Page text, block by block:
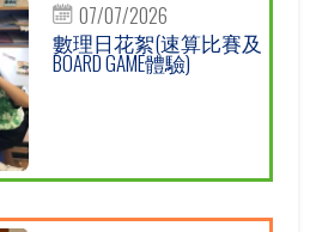
07/07/2026
數理日花絮(速算比賽及
BOARD GAME體驗)